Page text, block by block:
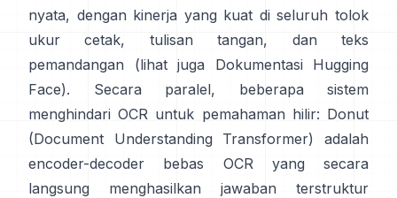
nyata, dengan kinerja yang kuat di seluruh tolok
ukur cetak, tulisan tangan, dan teks
pemandangan (lihat juga
Dokumentasi Hugging
Face). Secara paralel, beberapa sistem
menghindari OCR untuk pemahaman hilir: Donut
(Document Understanding Transformer)
adalah
encoder-decoder bebas OCR yang secara
langsung menghasilkan jawaban terstruktur